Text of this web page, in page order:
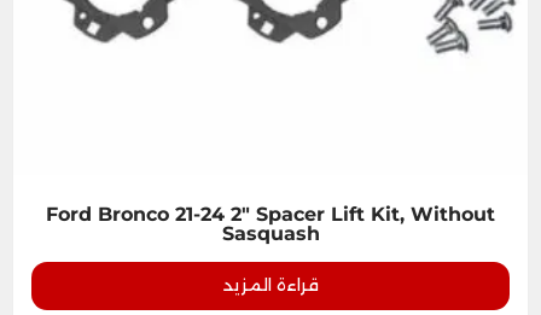
Ford Bronco 21-24 2" Spacer Lift Kit, Without
Sasquash
قراءة المزيد